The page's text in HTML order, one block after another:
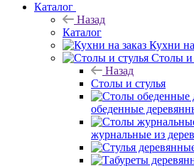
Каталог
Назад
Каталог
Кухни на
Столы и
Назад
Столы и стулья
обеденные
журнальные из